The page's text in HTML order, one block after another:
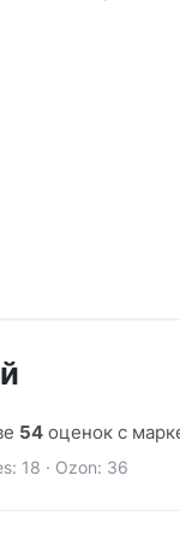
54 оценок с
18 · Ozon: 36